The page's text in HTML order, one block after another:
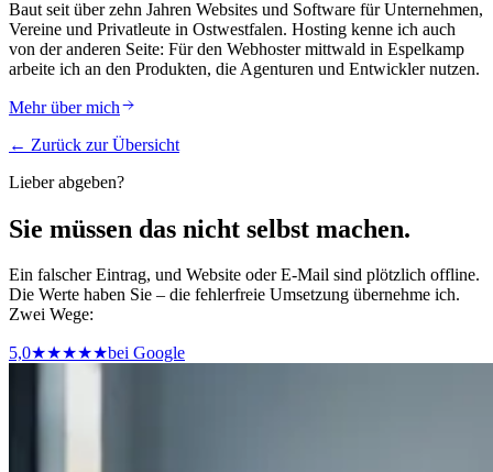
Baut seit über zehn Jahren Websites und Software für Unternehmen,
Vereine und Privatleute in Ostwestfalen. Hosting kenne ich auch
von der anderen Seite: Für den Webhoster mittwald in Espelkamp
arbeite ich an den Produkten, die Agenturen und Entwickler nutzen.
Mehr über mich
← Zurück zur Übersicht
Lieber abgeben?
Sie müssen das nicht selbst machen.
Ein falscher Eintrag, und Website oder E-Mail sind plötzlich offline.
Die Werte haben Sie – die fehlerfreie Umsetzung übernehme ich.
Zwei Wege:
5,0★★★★★bei Google